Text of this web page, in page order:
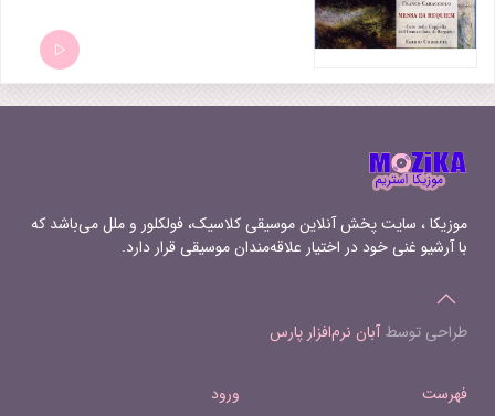
موزیکا ، سایت پخش آنلاین موسیقی کلاسیک، فولکلور و ملل می‌باشد که
با آرشیو غنی خود در اختیار علاقه‌مندان موسیقی قرار دارد.
طراحی توسطآبان نرم‌افزار پارس
فهرست
ورود